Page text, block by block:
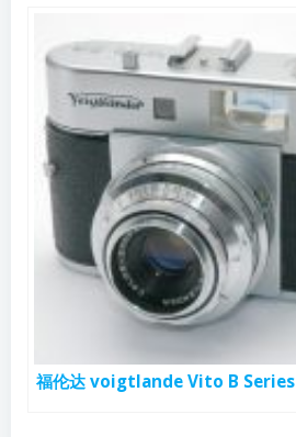
福伦达 voigtlande Vito B Series